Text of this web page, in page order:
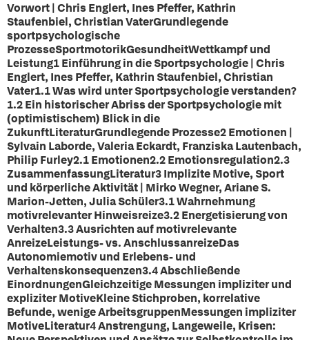
Vorwort | Chris Englert, Ines Pfeffer, Kathrin
Staufenbiel, Christian VaterGrundlegende
sportpsychologische
ProzesseSportmotorikGesundheitWettkampf und
Leistung1 Einführung in die Sportpsychologie | Chris
Englert, Ines Pfeffer, Kathrin Staufenbiel, Christian
Vater1.1 Was wird unter Sportpsychologie verstanden?
1.2 Ein historischer Abriss der Sportpsychologie mit
(optimistischem) Blick in die
ZukunftLiteraturGrundlegende Prozesse2 Emotionen |
Sylvain Laborde, Valeria Eckardt, Franziska Lautenbach,
Philip Furley2.1 Emotionen2.2 Emotionsregulation2.3
ZusammenfassungLiteratur3 Implizite Motive, Sport
und körperliche Aktivität | Mirko Wegner, Ariane S.
Marion-Jetten, Julia Schüler3.1 Wahrnehmung
motivrelevanter Hinweisreize3.2 Energetisierung von
Verhalten3.3 Ausrichten auf motivrelevante
AnreizeLeistungs- vs. AnschlussanreizeDas
Autonomiemotiv und Erlebens- und
Verhaltenskonsequenzen3.4 Abschließende
EinordnungenGleichzeitige Messungen impliziter und
expliziter MotiveKleine Stichproben, korrelative
Befunde, wenige ArbeitsgruppenMessungen impliziter
MotiveLiteratur4 Anstrengung, Langeweile, Krisen: